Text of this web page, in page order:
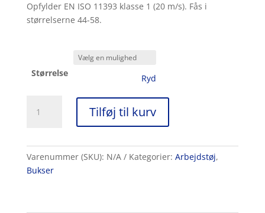
Opfylder EN ISO 11393 klasse 1 (20 m/s). Fås i
størrelserne 44-58.
Størrelse Ryd
Sikkerhedsbukser,
antal
Tilføj til kurv
Varenummer (SKU): N/A Kategorier: Arbejdstøj,
Bukser